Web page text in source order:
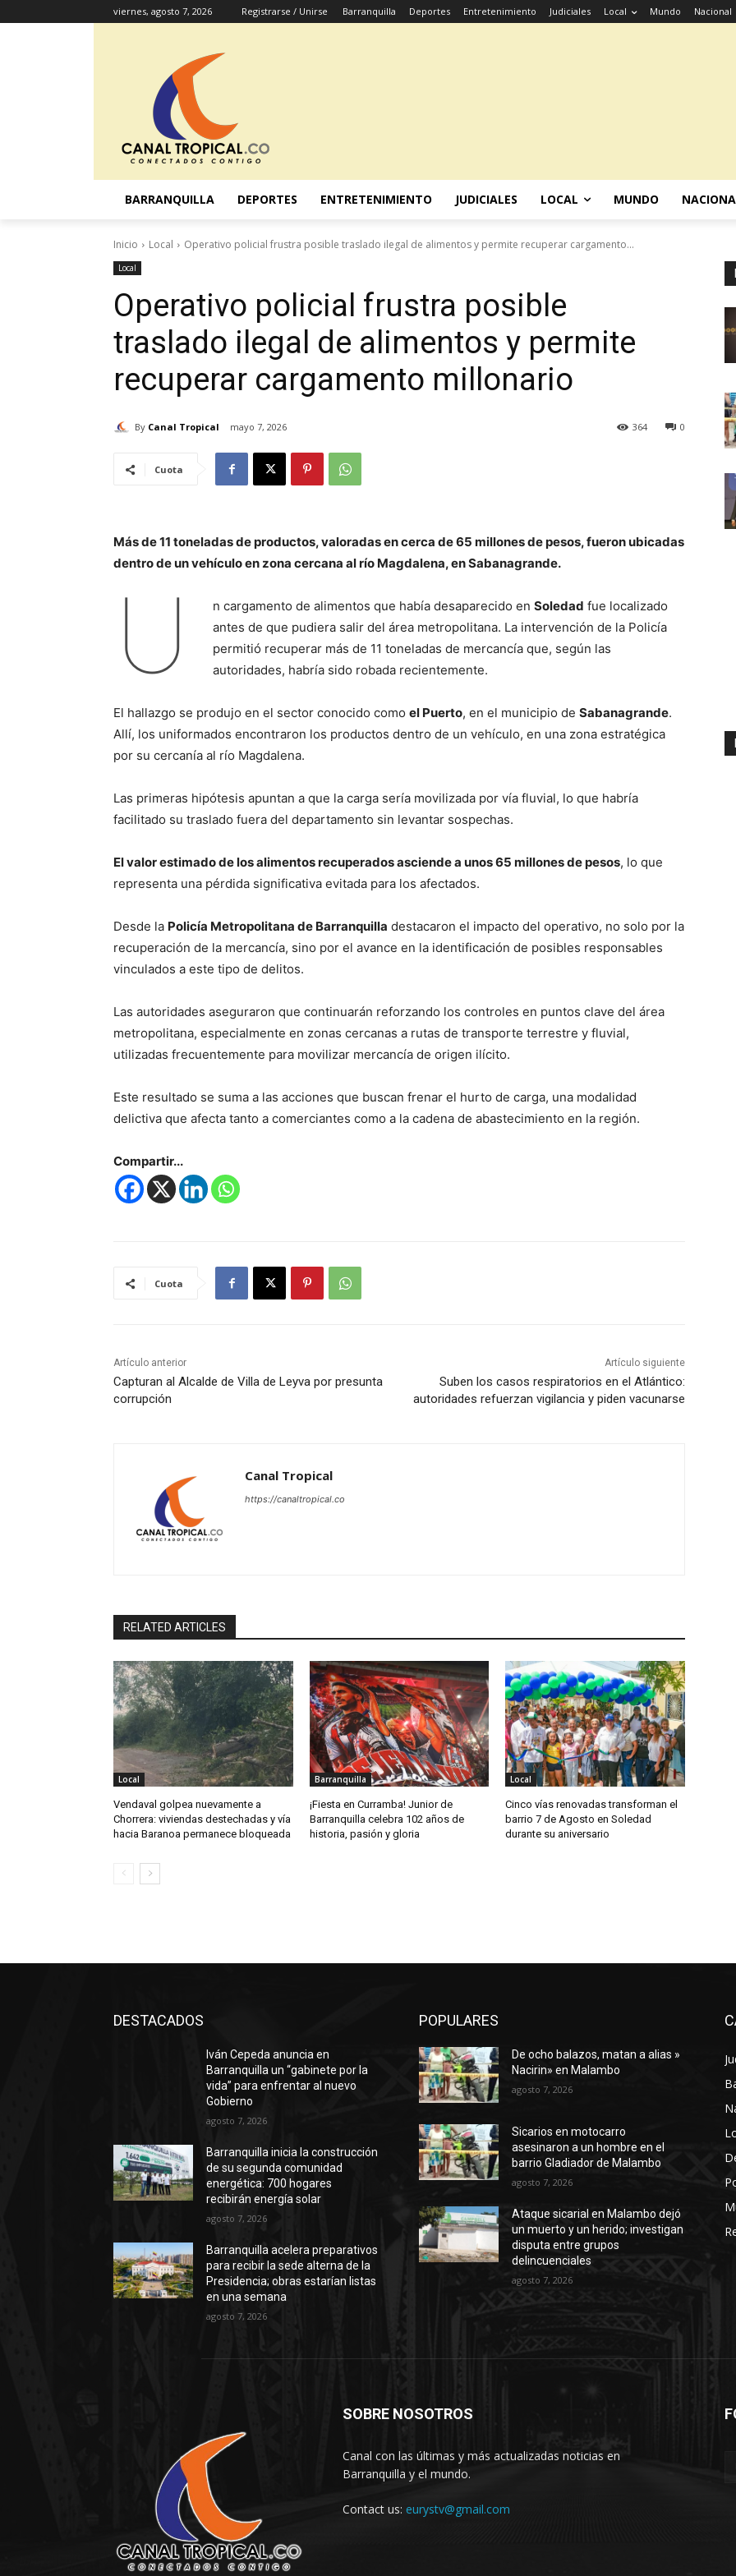
viernes, agosto 7, 2026 Registrarse / Unirse Barranquilla Deportes Entretenimiento Judiciales Local Mundo Nacional
BARRANQUILLA DEPORTES ENTRETENIMIENTO JUDICIALES LOCAL MUNDO
Inicio Local Operativo policial frustra posible traslado ilegal de alimentos y permite recuperar cargamento...
Local
Operativo policial frustra posible
traslado ilegal de alimentos y permite
recuperar cargamento millonario
By Canal Tropical mayo 7, 2026 0
364
Cuota
Más de 11 toneladas de productos, valoradas en cerca de 65 millones de pesos, fueron ubicadas
dentro de un vehículo en zona cercana al río Magdalena, en Sabanagrande.
U n cargamento de alimentos que había desaparecido en Soledad fue localizado
antes de que pudiera salir del área metropolitana. La intervención de la Policía
permitió recuperar más de 11 toneladas de mercancía que, según las
autoridades, habría sido robada recientemente.
El hallazgo se produjo en el sector conocido como el Puerto, en el municipio de Sabanagrande.
Allí, los uniformados encontraron los productos dentro de un vehículo, en una zona estratégica
por su cercanía al río Magdalena.
Las primeras hipótesis apuntan a que la carga sería movilizada por vía fluvial, lo que habría
facilitado su traslado fuera del departamento sin levantar sospechas.
El valor estimado de los alimentos recuperados asciende a unos 65 millones de pesos, lo que
representa una pérdida significativa evitada para los afectados.
Desde la Policía Metropolitana de Barranquilla destacaron el impacto del operativo, no solo por la
recuperación de la mercancía, sino por el avance en la identificación de posibles responsables
vinculados a este tipo de delitos.
Las autoridades aseguraron que continuarán reforzando los controles en puntos clave del área
metropolitana, especialmente en zonas cercanas a rutas de transporte terrestre y fluvial,
utilizadas frecuentemente para movilizar mercancía de origen ilícito.
Este resultado se suma a las acciones que buscan frenar el hurto de carga, una modalidad
delictiva que afecta tanto a comerciantes como a la cadena de abastecimiento en la región.
Compartir...
Cuota
Artículo anterior
Capturan al Alcalde de Villa de Leyva por presunta
corrupción
Artículo siguiente
Suben los casos respiratorios en el Atlántico:
autoridades refuerzan vigilancia y piden vacunarse
Canal Tropical
https://canaltropical.co
RELATED ARTICLES
Local
Vendaval golpea nuevamente a
Chorrera: viviendas destechadas y vía
hacia Baranoa permanece bloqueada
Barranquilla
¡Fiesta en Curramba! Junior de
Barranquilla celebra 102 años de
historia, pasión y gloria
Local
Cinco vías renovadas transforman el
barrio 7 de Agosto en Soledad
durante su aniversario
DESTACADOS
Iván Cepeda anuncia en
Barranquilla un “gabinete por la
vida” para enfrentar al nuevo
Gobierno
agosto 7, 2026
Barranquilla inicia la construcción
de su segunda comunidad
energética: 700 hogares
recibirán energía solar
agosto 7, 2026
Barranquilla acelera preparativos
para recibir la sede alterna de la
Presidencia; obras estarían listas
en una semana
agosto 7, 2026
POPULARES
De ocho balazos, matan a alias »
Nacirin» en Malambo
agosto 7, 2026
Sicarios en motocarro
asesinaron a un hombre en el
barrio Gladiador de Malambo
agosto 7, 2026
Ataque sicarial en Malambo dejó
un muerto y un herido; investigan
disputa entre grupos
delincuenciales
agosto 7, 2026
SOBRE NOSOTROS
Canal con las últimas y más actualizadas noticias en
Barranquilla y el mundo.
Contact us: eurystv@gmail.com